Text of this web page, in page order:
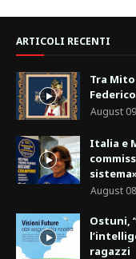
ARTICOLI RECENTI
Tra
August
Italia e
August
Ostuni,
ragazzi